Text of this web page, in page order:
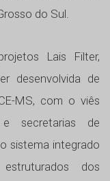
do Sul.
Lais Filter,
desenvolvida de
MS, com o viês
secretarias de
sistema integrado
dos